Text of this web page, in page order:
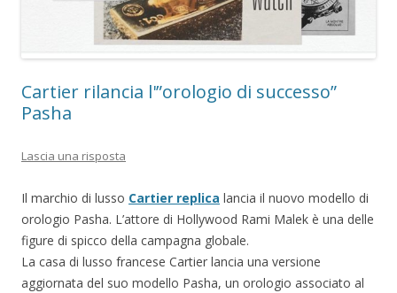
Cartier rilancia l'”orologio di successo”
Pasha
Lascia una risposta
Il marchio di lusso Cartier replica lancia il nuovo modello di
orologio Pasha. L’attore di Hollywood Rami Malek è una delle
figure di spicco della campagna globale.
La casa di lusso francese Cartier lancia una versione
aggiornata del suo modello Pasha, un orologio associato al